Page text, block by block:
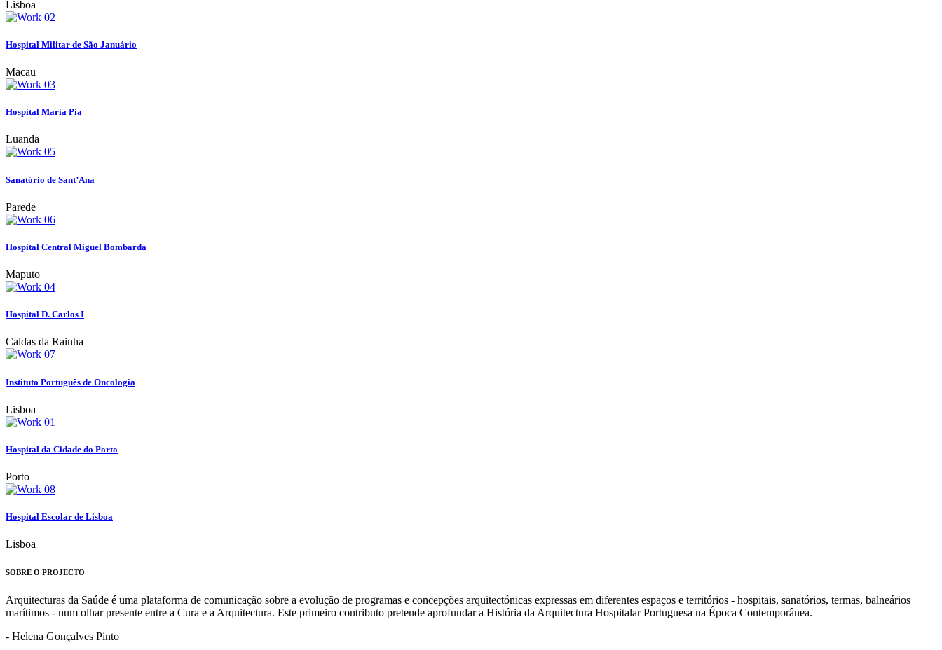
Lisboa
Hospital Militar de São Januário
Macau
Hospital Maria Pia
Luanda
Sanatório de Sant’Ana
Parede
Hospital Central Miguel Bombarda
Maputo
Hospital D. Carlos I
Caldas da Rainha
Instituto Português de Oncologia
Lisboa
Hospital da Cidade do Porto
Porto
Hospital Escolar de Lisboa
Lisboa
SOBRE O PROJECTO
Arquitecturas da Saúde é uma plataforma de comunicação sobre a evolução de programas e concepções arquitectónicas expressas em diferentes espaços e territórios - hospitais, sanatórios, termas, balneários
marítimos - num olhar presente entre a Cura e a Arquitectura. Este primeiro contributo pretende aprofundar a História da Arquitectura Hospitalar Portuguesa na Época Contemporânea.
- Helena Gonçalves Pinto